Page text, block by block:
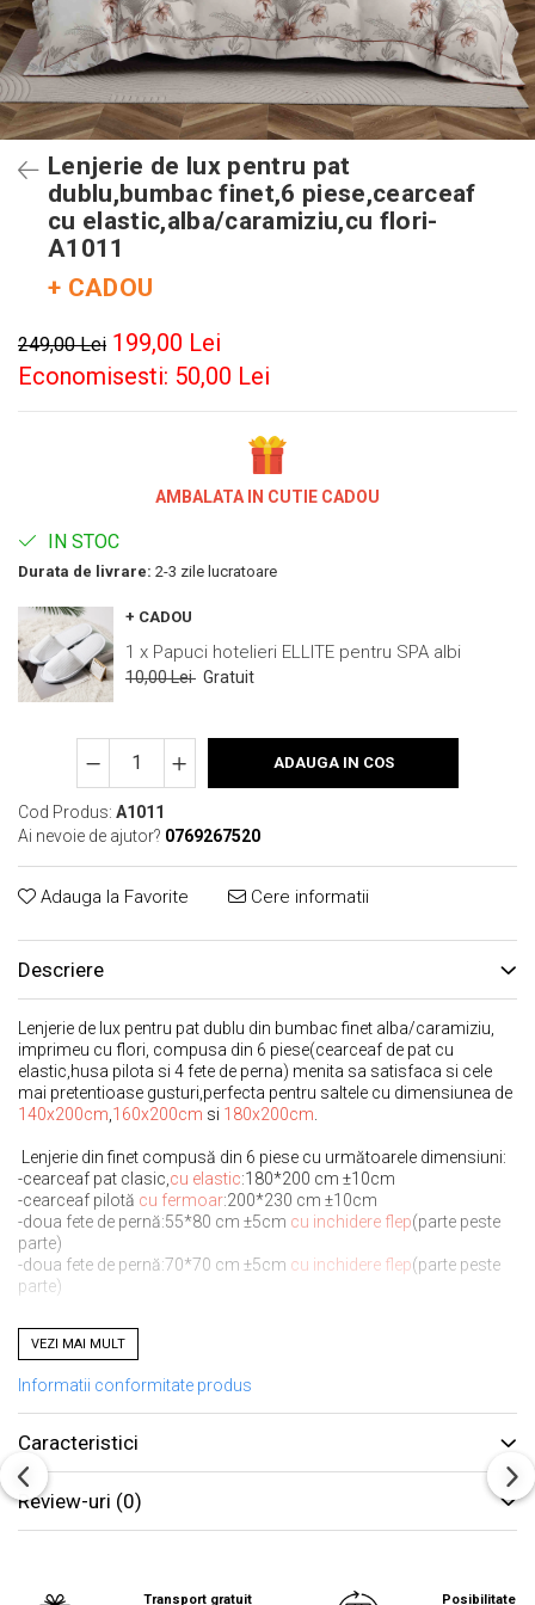
Lenjerie de lux pentru pat
dublu,bumbac finet,6 piese,cearceaf
cu elastic,alba/caramiziu,cu flori-
A1011
+ CADOU
249,00 Lei 199,00 Lei
Economisesti: 50,00 Lei
AMBALATA IN CUTIE CADOU
IN STOC
Durata de livrare: 2-3 zile lucratoare
+ CADOU
1 x Papuci hotelieri ELLITE pentru SPA albi
10,00 Lei Gratuit
ADAUGA IN COS
Cod Produs: A1011
Ai nevoie de ajutor? 0769267520
Adauga la Favorite Cere informatii
Descriere
Lenjerie de lux pentru pat dublu din bumbac finet alba/caramiziu,
imprimeu cu flori, compusa din 6 piese(cearceaf de pat cu
elastic,husa pilota si 4 fete de perna) menita sa satisfaca si cele
mai pretentioase gusturi,perfecta pentru saltele cu dimensiunea de
140x200cm 160x200cm si 180x200cm
Lenjerie din finet compusă din 6 piese cu următoarele dimensiuni:
-cearceaf pat clasic, cu elastic:180*200 cm ±10cm
-cearceaf pilotă cu fermoar:200*230 cm ±10cm
-doua fete de pernă:55*80 cm ±5cm cu inchidere flep(parte peste
parte)
-doua fete de pernă:70*70 cm ±5cm cu inchidere flep(parte peste
parte)
Avantajele lenjeriilor de pat din finet:
- confort sporit
- material foarte moale;
- rezistență îndelungată în timp;
- ușor de întreținut
- nu este necesară folosirea unui balsam de rufe
- nu necesită călcare;
-se spală la maxim 30°C automat pentru rezistența indelungată a
VEZI MAI MULT
Informatii conformitate produs
Caracteristici
Review-uri (0)
Transport gratuit Posibilitate